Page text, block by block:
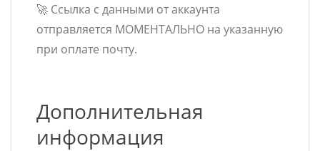
🚀 Ссылка с данными от аккаунта
отправляется МОМЕНТАЛЬНО на указанную
при оплате почту.
Дополнительная
информация